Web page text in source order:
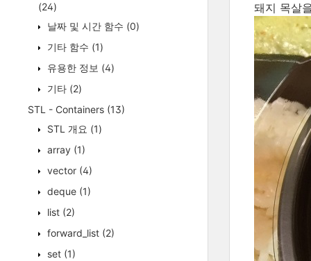
(24)
날짜 및 시간 함수 (0)
기타 함수 (1)
유용한 정보 (4)
기타 (2)
STL - Containers (13)
STL 개요 (1)
array (1)
vector (4)
deque (1)
list (2)
forward_list (2)
set (1)
돼지 목살